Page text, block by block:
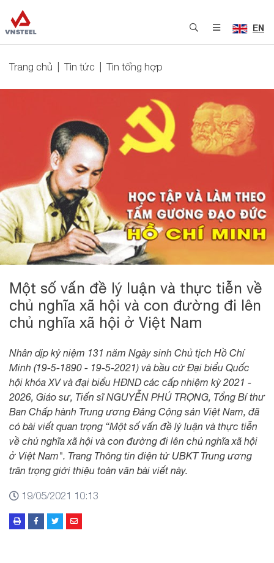
EN
Trang chủ Tin tức Tin tổng hợp
Một số vấn đề lý luận và thực tiễn về
chủ nghĩa xã hội và con đường đi lên
chủ nghĩa xã hội ở Việt Nam
Nhân dịp kỷ niệm 131 năm Ngày sinh Chủ tịch Hồ Chí
Minh (19-5-1890 - 19-5-2021) và bầu cử Đại biểu Quốc
hội khóa XV và đại biểu HĐND các cấp nhiệm kỳ 2021 -
2026, Giáo sư, Tiến sĩ NGUYỄN PHÚ TRỌNG, Tổng Bí thư
Ban Chấp hành Trung ương Đảng Cộng sản Việt Nam, đã
có bài viết quan trọng “Một số vấn đề lý luận và thực tiễn
về chủ nghĩa xã hội và con đường đi lên chủ nghĩa xã hội
ở Việt Nam". Trang Thông tin điện tử UBKT Trung ương
trân trọng giới thiệu toàn văn bài viết này.
19/05/2021 10:13